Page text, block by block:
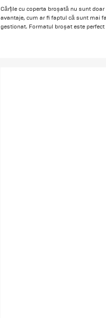
Cărțile cu coperta broșată nu sunt
avantaje, cum ar fi faptul că sunt mai
gestionat. Formatul broșat este